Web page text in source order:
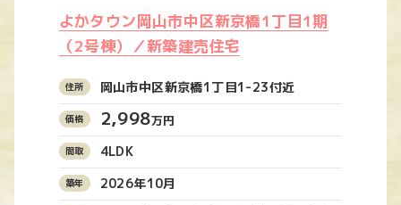
よかタウン岡山市中区新京橋1丁目1期
（2号棟）／新築建売住宅
岡山市中区新京橋1丁目1-23付近
2,998万円
4LDK
2026年10月